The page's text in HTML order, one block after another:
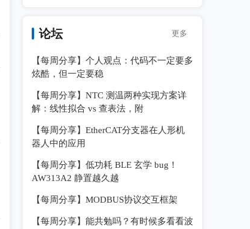
论坛 更多
【每周分享】个人观点：代码不一定要多
炫酷，但一定要稳
【每周分享】NTC 测温两种实现方案详
解：线性拟合 vs 查表法，附
【每周分享】EtherCAT分支器在人形机
器人中的应用
【每周分享】低功耗 BLE 玄学 bug！
AW313A2 静置越久越
【每周分享】MODBUS协议交互框架
【每周分享】能共勉吗？有时候多看看波